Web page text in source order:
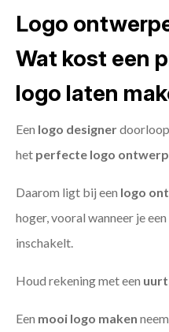
Logo
Wat kost een
logo laten
Een logo designer
het perfecte logo ontwerp
Daarom ligt bij een logo
hoger, vooral wanneer je
inschakelt.
Houd rekening met een
Een mooi logo maken